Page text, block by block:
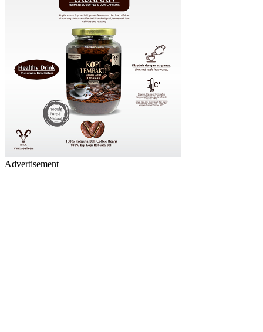
Advertisement